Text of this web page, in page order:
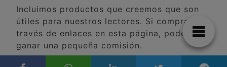
Incluimos productos que creemos que son
útiles para nuestros lectores. Si compra a
través de enlaces en esta página, podemos
ganar una pequeña comisión.